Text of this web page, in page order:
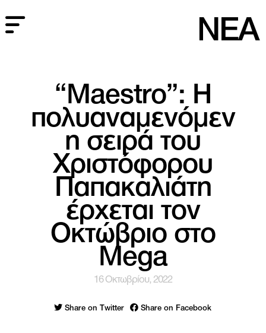
NEA
“Maestro”: Η
πολυαναμενόμεν
η σειρά του
Χριστόφορου
Παπακαλιάτη
έρχεται τον
Οκτώβριο στο
Mega
16 Οκτωβρίου, 2022
Share on Twitter Share on Facebook